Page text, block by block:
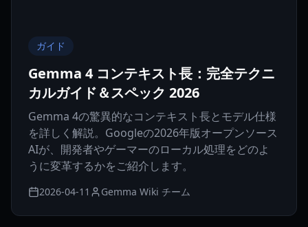
ガイド
Gemma 4 コンテキスト長：完全テクニ
カルガイド＆スペック 2026
Gemma 4の驚異的なコンテキスト長とモデル仕様
を詳しく解説。Googleの2026年版オープンソース
AIが、開発者やゲーマーのローカル処理をどのよ
うに変革するかをご紹介します。
2026-04-11 Gemma Wiki チーム